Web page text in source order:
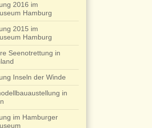
2016 im
Hamburg
2015 im
Hamburg
Seenotrettung in
Inseln der Winde
in
im Hamburger